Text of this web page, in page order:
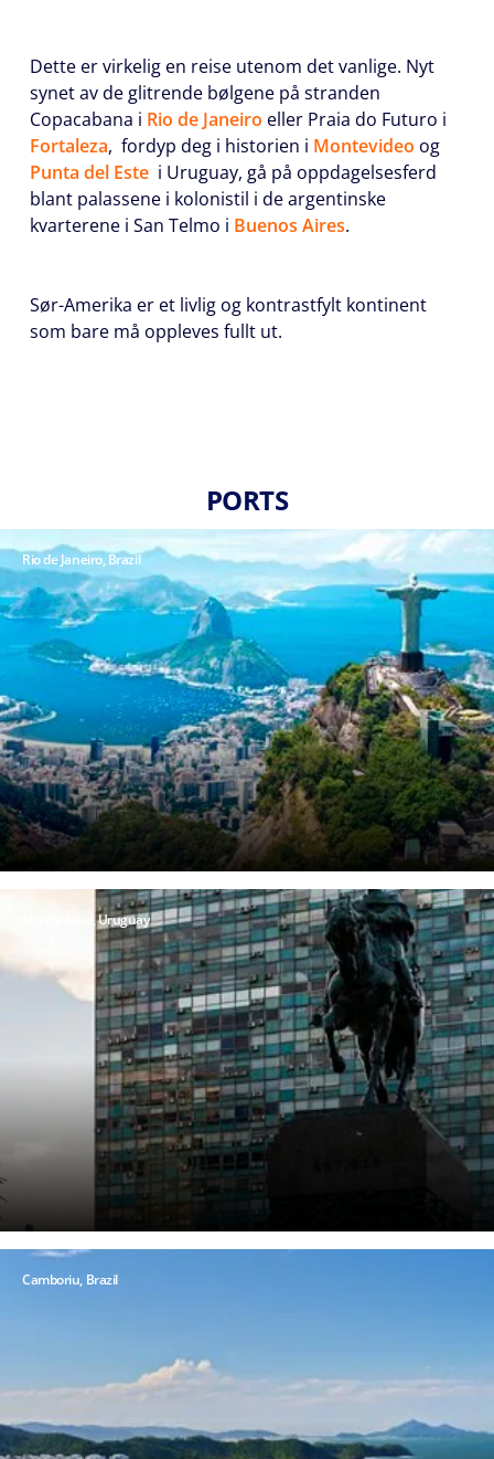
Dette er virkelig en reise utenom det vanlige. Nyt
synet av de glitrende bølgene på stranden
Copacabana i Rio de Janeiro eller Praia do Futuro i
Fortaleza, fordyp deg i historien i Montevideo og
Punta del Este i Uruguay, gå på oppdagelsesferd
blant palassene i kolonistil i de argentinske
kvarterene i San Telmo i Buenos Aires.
Sør-Amerika er et livlig og kontrastfylt kontinent
som bare må oppleves fullt ut.
PORTS
Rio de Janeiro, Brazil
Montevideo, Uruguay
Camboriu, Brazil